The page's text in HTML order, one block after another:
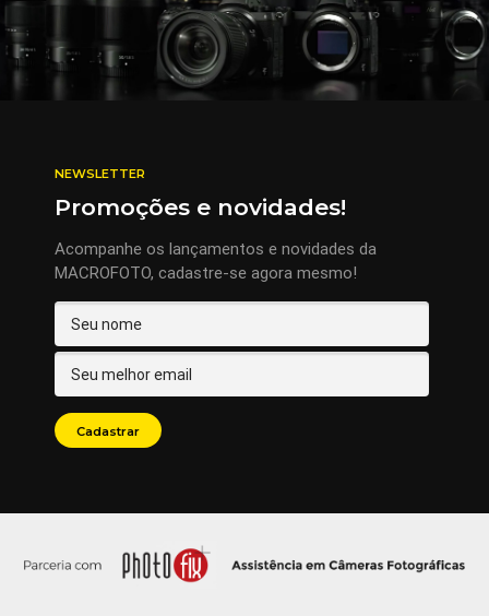
NEWSLETTER
Promoções e novidades!
Acompanhe os lançamentos e novidades da
MACROFOTO, cadastre-se agora mesmo!